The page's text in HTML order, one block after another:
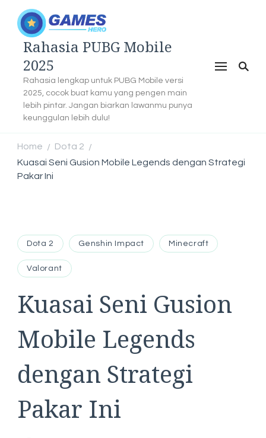
Rahasia PUBG Mobile
2025
Rahasia lengkap untuk PUBG Mobile versi
2025, cocok buat kamu yang pengen main
lebih pintar. Jangan biarkan lawanmu punya
keunggulan lebih dulu!
Home / Dota 2 /
Kuasai Seni Gusion Mobile Legends dengan Strategi
Pakar Ini
Dota 2 Genshin Impact Minecraft
Valorant
Kuasai Seni Gusion
Mobile Legends
dengan Strategi
Pakar Ini